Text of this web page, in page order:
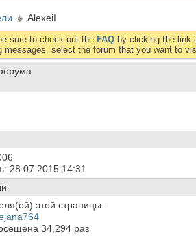
AlexeiI
sure to check out the FAQ by clicking the link
messages, select the forum that you want to
28.07.2015 14:31
этой страницы:
34,294 раз